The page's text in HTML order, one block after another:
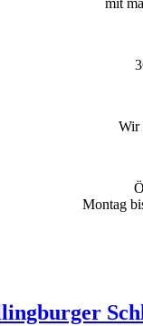
Wir
Montag